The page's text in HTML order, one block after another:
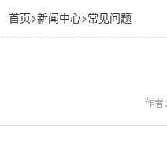
首页>新闻中心>常见问题
作者